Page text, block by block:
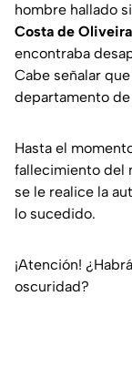
hombre hallado
Costa de
encontraba
Cabe señalar
departamento
Hasta el
fallecimiento del
se le realice la
lo sucedido.
¡Atención!
oscuridad?